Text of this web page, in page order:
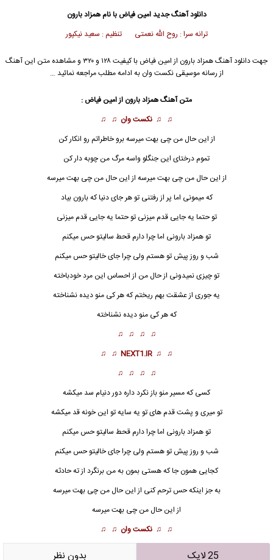
دانلود آهنگ جدیدامین فیاض با نام همزاد بارون
ترانه سرا : روح الله نعمتی تنظیم : سعید نیکپور
جهت دانلود آهنگ همزاد بارون از امین فیاض
با کیفیت ۱۲۸ و ۳۲۰ و مشاهده متن این آهنگ
از رسانه موسیقی نکست وان به ادامه مطلب مراجعه نمائید …
متن آهنگهمزاد بارون ازامین فیاض :
♫ ♫ نکست وان ♫ ♫
از این حال من چی بهت میرسه برو خاطراتم رو انکار کن
تموم درختای این جنگلو واسه مرگ من چوبه دار کن
از این حال من چی بهت میرسه از این حال من چی بهت میرسه
که میمونی اما پر از رفتنی تو هر جای دنیا که بارون بیاد
تو حتما یه جایی قدم میزنی تو حتما یه جایی قدم میزنی
تو همزاد بارونی اما چرا دارم قحط سالیتو حس میکنم
شب و روز پیش تو هستم ولی چرا جای خالیتو حس میکنم
تو چیزی نمیدونی از حال من از احساس این مرد خودباخته
یه جوری از عشقت بهم ریختم که هر کی منو دیده نشناخته
که هر کی منو دیده نشناخته
♫ ♫ ♫ ♫
♫ ♫
NEXT1.IR
♫ ♫
♫ ♫ ♫ ♫
کسی که مسیر منو باز نکرد داره دور دنیام سد میکشه
تو میری و پشت قدم های تو یه سایه تو این خونه قد میکشه
تو همزادبارونی اما چرا دارم قحط سالیتو حس میکنم
شب و روز پیش تو هستم ولی چرا جای خالیتو حس میکنم
کجایی همون جا که هستی بمون به من برنگرد از ته حادثه
به جز اینکه حس ترحم کنی از این حال من چی بهت میرسه
از این حال من چی بهت میرسه
♫ ♫ نکست وان ♫ ♫
25 لایک بدون نظر